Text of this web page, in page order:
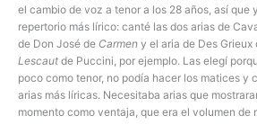
el cambio de voz a tenor a los 28 años, así que
repertorio más lírico: canté las dos arias de
de Don José de Carmen y el aria de Des
Lescaut de Puccini, por ejemplo. Las elegí
poco como tenor, no podía hacer los matices y
arias más líricas. Necesitaba arias que
momento como ventaja, que era el volumen de